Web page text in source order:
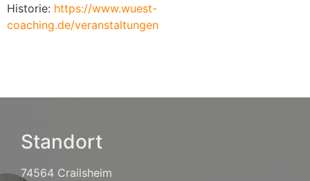
Historie: https://www.wuest-
coaching.de/veranstaltungen
Standort
74564 Crailsheim